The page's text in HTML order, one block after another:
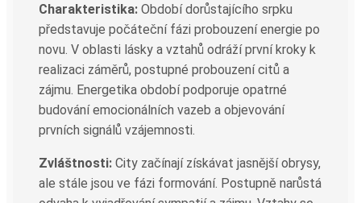
Charakteristika: Období dorůstajícího srpku
představuje počáteční fázi probouzení energie po
novu. V oblasti lásky a vztahů odráží první kroky k
realizaci záměrů, postupné probouzení citů a
zájmu. Energetika období podporuje opatrné
budování emocionálních vazeb a objevování
prvních signálů vzájemnosti.
Zvláštnosti: City začínají získávat jasnější obrysy,
ale stále jsou ve fázi formování. Postupně narůstá